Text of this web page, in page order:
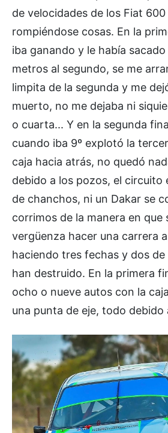
de velocidades de los Fiat
rompiéndose cosas. En la
iba ganando y le había
metros al segundo, se me
limpita de la segunda y me
muerto, no me dejaba ni
o cuarta... Y en la segunda
cuando iba 9º explotó la
caja hacia atrás, no quedó
debido a los pozos, el circuito
de chanchos, ni un Dakar se
corrimos de la manera en que
vergüenza hacer una carrera
haciendo tres fechas y dos
han destruido. En la primera
ocho o nueve autos con la
una punta de eje, todo debido